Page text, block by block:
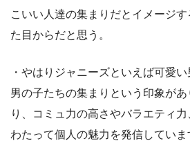
こいい人達の集まりだとイメージ
た目からだと思う。
・やはりジャニーズといえば可愛
男の子たちの集まりという印象が
り、コミュ力の高さやバラエティ
わたって個人の魅力を発信してい